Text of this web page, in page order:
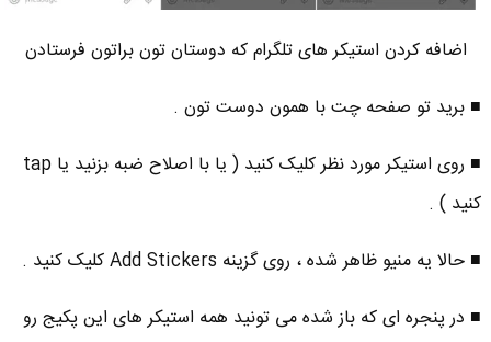
اضافه کردن استیکر های تلگرام که دوستان تون براتون فرستادن
■ برید تو صفحه چت با همون دوست تون .
■ روی استیکر مورد نظر کلیک کنید ( یا با اصلاح ضبه بزنید یا tap
کنید ) .
■ حالا یه منیو ظاهر شده ، روی گزینه Add Stickers کلیک کنید .
■ در پنجره ای که باز شده می تونید همه استیکر های این پکیج رو